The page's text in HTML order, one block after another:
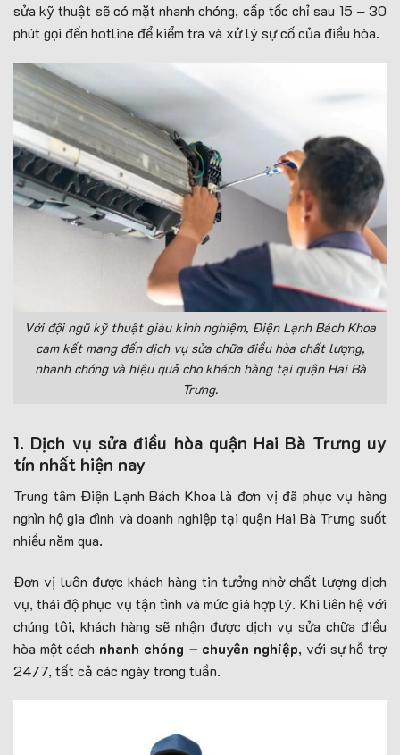
sửa kỹ thuật sẽ có mặt nhanh chóng, cấp tốc chỉ sau 15 – 30
phút gọi đến hotline để kiểm tra và xử lý sự cố của điều hòa.
Với đội ngũ kỹ thuật giàu kinh nghiệm, Điện Lạnh Bách Khoa
cam kết mang đến dịch vụ sửa chữa điều hòa chất lượng,
nhanh chóng và hiệu quả cho khách hàng tại quận Hai Bà
Trưng.
1. Dịch vụ sửa điều hòa quận Hai Bà Trưng uy
tín nhất hiện nay
Trung tâm Điện Lạnh Bách Khoa là đơn vị đã phục vụ hàng
nghìn hộ gia đình và doanh nghiệp tại quận Hai Bà Trưng suốt
nhiều năm qua.
Đơn vị luôn được khách hàng tin tưởng nhờ chất lượng dịch
vụ, thái độ phục vụ tận tình và mức giá hợp lý. Khi liên hệ với
chúng tôi, khách hàng sẽ nhận được dịch vụ sửa chữa điều
hòa một cách nhanh chóng – chuyên nghiệp, với sự hỗ trợ
24/7, tất cả các ngày trong tuần.